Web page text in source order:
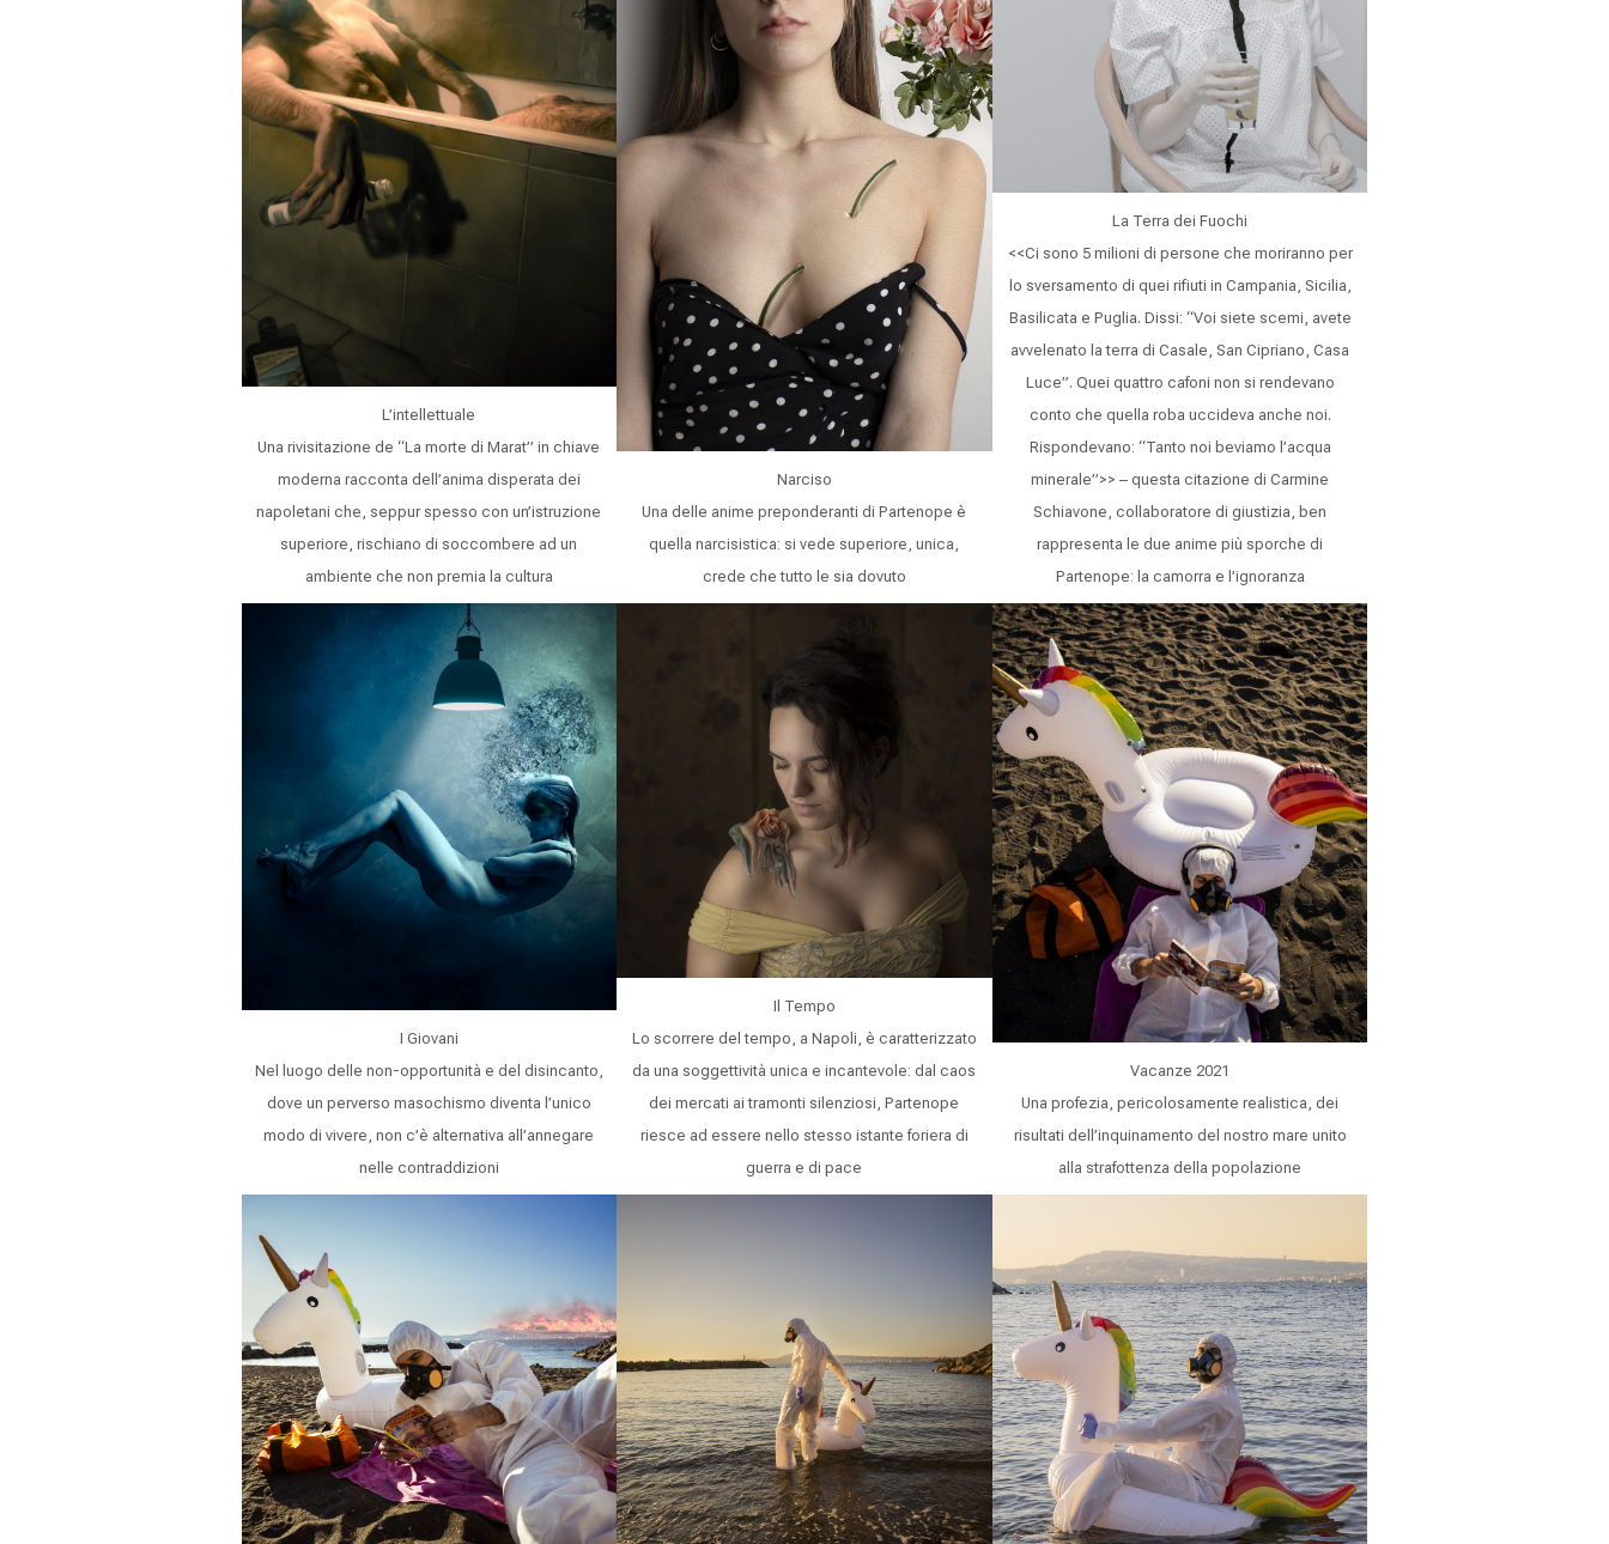
L’intellettuale
Una rivisitazione de “La morte di Marat” in chiave
moderna racconta dell’anima disperata dei
napoletani che, seppur spesso con un’istruzione
superiore, rischiano di soccombere ad un
ambiente che non premia la cultura
Narciso
Una delle anime preponderanti di Partenope è
quella narcisistica: si vede superiore, unica,
crede che tutto le sia dovuto
La Terra dei Fuochi
<<Ci sono 5 milioni di persone che moriranno per
lo sversamento di quei rifiuti in Campania, Sicilia,
Basilicata e Puglia. Dissi: “Voi siete scemi, avete
avvelenato la terra di Casale, San Cipriano, Casa
Luce”. Quei quattro cafoni non si rendevano
conto che quella roba uccideva anche noi.
Rispondevano: “Tanto noi beviamo l’acqua
minerale”>> – questa citazione di Carmine
Schiavone, collaboratore di giustizia, ben
rappresenta le due anime più sporche di
Partenope: la camorra e l’ignoranza
I Giovani
Nel luogo delle non-opportunità e del disincanto,
dove un perverso masochismo diventa l’unico
modo di vivere, non c’è alternativa all’annegare
nelle contraddizioni
Il Tempo
Lo scorrere del tempo, a Napoli, è caratterizzato
da una soggettività unica e incantevole: dal caos
dei mercati ai tramonti silenziosi, Partenope
riesce ad essere nello stesso istante foriera di
guerra e di pace
Vacanze 2021
Una profezia, pericolosamente realistica, dei
risultati dell’inquinamento del nostro mare unito
alla strafottenza della popolazione